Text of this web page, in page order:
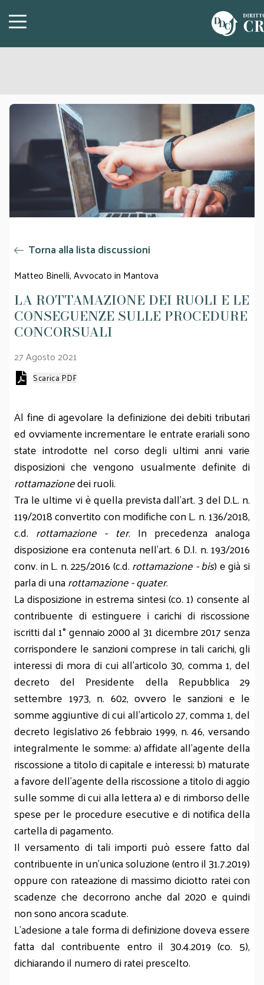
Torna alla lista discussioni
Matteo Binelli,Avvocato in Mantova
LA ROTTAMAZIONE DEI RUOLI E LE
CONSEGUENZE SULLE PROCEDURE
CONCORSUALI
27 Agosto 2021
Scarica PDF
Al fine di agevolare la definizione dei debiti tributari
ed ovviamente incrementare le entrate erariali sono
state introdotte nel corso degli ultimi anni varie
disposizioni che vengono usualmente definite di
rottamazionedei ruoli.
Tra le ultime vi è quella prevista dall'art. 3 del D.L. n.
119/2018 convertito con modifiche con L. n. 136/2018,
c.d. rottamazione - ter. In precedenza analoga
disposizione era contenuta nell'art. 6 D.l. n. 193/2016
conv. in L. n. 225/2016 (c.d.rottamazione - bis) e già si
parla di unarottamazione - quater.
La disposizione in estrema sintesi (co. 1) consente al
contribuente di estinguere i carichi di riscossione
iscritti dal 1° gennaio 2000 al 31 dicembre 2017 senza
corrispondere le sanzioni comprese in tali carichi, gli
interessi di mora di cui all'articolo 30, comma 1, del
decreto del Presidente della Repubblica 29
settembre 1973, n. 602, ovvero le sanzioni e le
somme aggiuntive di cui all'articolo 27, comma 1, del
decreto legislativo 26 febbraio 1999, n. 46, versando
integralmente le somme: a) affidate all'agente della
riscossione a titolo di capitale e interessi; b) maturate
a favore dell'agente della riscossione a titolo di aggio
sulle somme di cui alla lettera a) e di rimborso delle
spese per le procedure esecutive e di notifica della
cartella di pagamento.
Il versamento di tali importi può essere fatto dal
contribuente in un'unica soluzione (entro il 31.7.2019)
oppure con rateazione di massimo diciotto ratei con
scadenze che decorrono anche dal 2020 e quindi
non sono ancora scadute.
L'adesione a tale forma di definizione doveva essere
fatta dal contribuente entro il 30.4.2019 (co. 5),
dichiarando il numero di ratei prescelto.